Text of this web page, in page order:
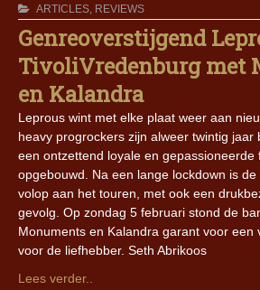
ARTICLES, REVIEWS
Genreoverstijgend
TivoliVredenburg met
en Kalandra
Leprous wint met elke plaat weer aan
heavy progrockers zijn alweer twintig jaar
een ontzettend loyale en gepassioneerde
opgebouwd. Na een lange lockdown is
volop aan het touren, met ook een
gevolg. Op zondag 5 februari stond de
Monuments en Kalandra garant voor een
voor de liefhebber. Seth Abrikoos
Lees verder..